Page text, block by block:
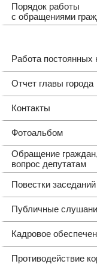
Порядок работы
с обращениями
Работа постоянных
Отчет главы города
Контакты
Фотоальбом
Обращение граждан,
вопрос депутатам
Повестки заседаний
Публичные
Кадровое
Противодействие